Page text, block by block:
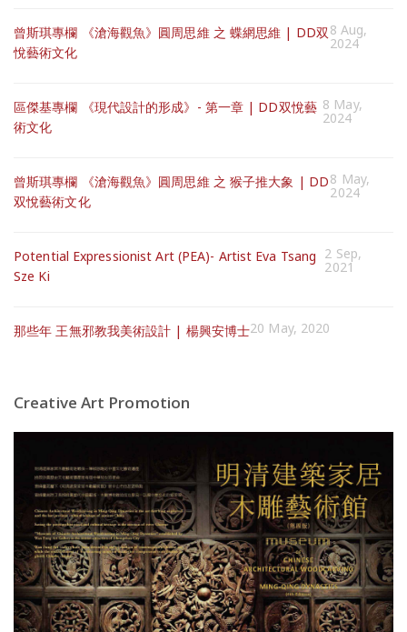
曾斯琪專欄 《滄海觀魚》圓周思維 之 蝶網思維 | DD双
悅藝術文化
8 Aug,
2024
區傑基專欄 《現代設計的形成》- 第一章 | DD双悅藝
術文化
8 May,
2024
曾斯琪專欄 《滄海觀魚》圓周思維 之 猴子推大象 | DD
双悅藝術文化
8 May,
2024
Potential Expressionist Art (PEA)- Artist Eva Tsang
Sze Ki
2 Sep,
2021
那些年 王無邪教我美術設計 | 楊興安博士20 May, 2020
Creative Art Promotion